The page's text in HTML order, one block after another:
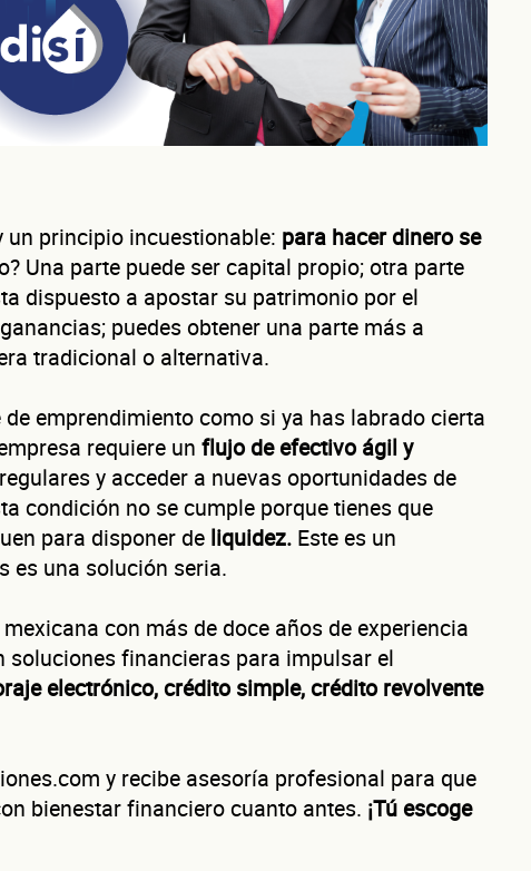
un principio incuestionable: para hacer dinero se
Una parte puede ser capital propio; otra parte
dispuesto a apostar su patrimonio por el
puedes obtener una parte más a
tradicional o alternativa.
emprendimiento como si ya has labrado cierta
requiere un flujo de efectivo ágil y
y acceder a nuevas oportunidades de
condición no se cumple porque tienes que
para disponer de liquidez. Este es un
es una solución seria.
con más de doce años de experiencia
soluciones financieras para impulsar el
electrónico, crédito simple, crédito revolvente
y recibe asesoría profesional para que
bienestar financiero cuanto antes. ¡Tú escoge
Autorización inmediata 100% autoservicio Sin costo por evaluar
Solicita aquí tulínea de liquidez empresarial DiSí
Esta es una conversación de 2 minutos, no un trámite bancario.
Cuéntanos de tu
factura tu negocio al año?
ayuda a ofrecerte la línea de crédito correcta para tu negocio.
evaluamos cada caso de forma integral.